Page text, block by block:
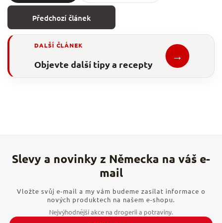
Předchozí článek
DALŠÍ ČLÁNEK
Objevte další tipy a recepty
→
Vložte svůj e-mail a my vám budeme zasílat informace o
nových produktech na našem e-shopu.